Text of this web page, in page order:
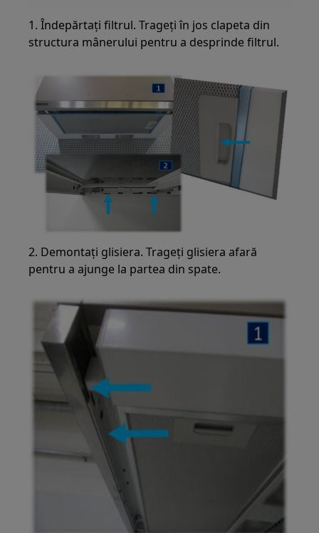
1. Îndepărtați filtrul. Trageți în jos clapeta din
structura mânerului pentru a desprinde filtrul.
2. Demontați glisiera. Trageți glisiera afară
pentru a ajunge la partea din spate.